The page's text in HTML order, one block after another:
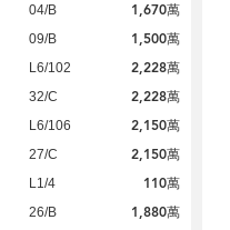
04/B 1,670萬
09/B 1,500萬
L6/102 2,228萬
32/C 2,228萬
L6/106 2,150萬
27/C 2,150萬
L1/4 110萬
26/B 1,880萬